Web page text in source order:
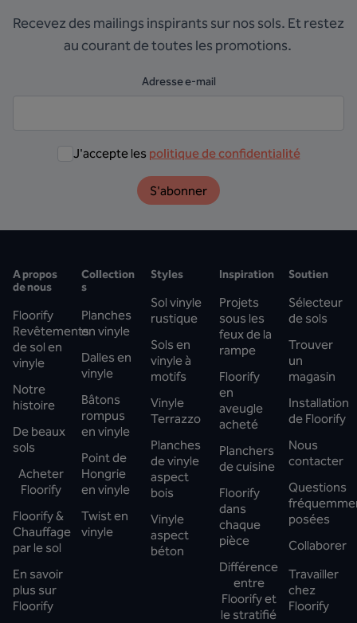
Recevez des mailings inspirants sur nos sols. Et restez
au courant de toutes les promotions.
Adresse e-mail
J'accepte les politique de confidentialité
S'abonner
A propos
de nous
Floorify
Revêtements
de sol en
vinyle
Notre
histoire
De beaux
sols
Acheter
Floorify
Floorify &
Chauffage
par le sol
En savoir
plus sur
Floorify
Collection
s
Planches
en vinyle
Dalles en
vinyle
Bâtons
rompus
en vinyle
Point de
Hongrie
en vinyle
Twist en
vinyle
Styles
Sol vinyle
rustique
Sols en
vinyle à
motifs
Vinyle
Terrazzo
Planches
de vinyle
aspect
bois
Vinyle
aspect
béton
Inspiration
Projets
sous les
feux de la
rampe
Floorify
en
aveugle
acheté
Planchers
de cuisine
Floorify
dans
chaque
pièce
Différence
entre
Floorify et
le stratifié
Soutien
Sélecteur
de sols
Trouver
un
magasin
Installation
de Floorify
Nous
contacter
Questions
posées
Collaborer
Travailler
chez
Floorify